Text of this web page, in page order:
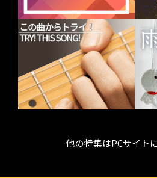
他の特集はPCサイト